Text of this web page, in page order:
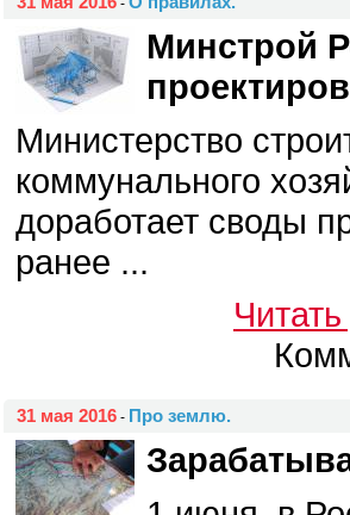
Минстрой
Министерство
коммунального
доработает своды
ранее ...
31 мая 2016 - Про землю.